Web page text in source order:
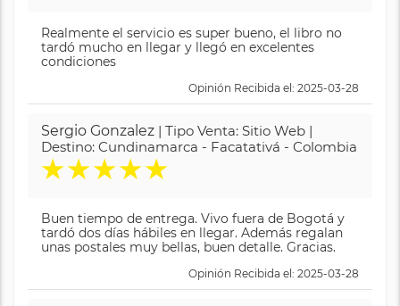
Realmente el servicio es super bueno, el libro no
tardó mucho en llegar y llegó en excelentes
condiciones
Opinión Recibida el: 2025-03-28
Sergio Gonzalez | Tipo Venta: Sitio Web |
Destino: Cundinamarca - Facatativá - Colombia
★★★★★
Buen tiempo de entrega. Vivo fuera de Bogotá y
tardó dos días hábiles en llegar. Además regalan
unas postales muy bellas, buen detalle. Gracias.
Opinión Recibida el: 2025-03-28